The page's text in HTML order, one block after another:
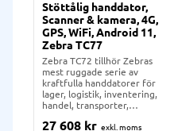
Stöttålig handdator,
Scanner & kamera, 4G,
GPS, WiFi, Android 11,
Zebra TC77
Zebra TC72 tillhör Zebras
mest ruggade serie av
kraftfulla handdatorer för
lager, logistik, inventering,
handel, transporter,
annat. Handdatorn har
27 608 kr